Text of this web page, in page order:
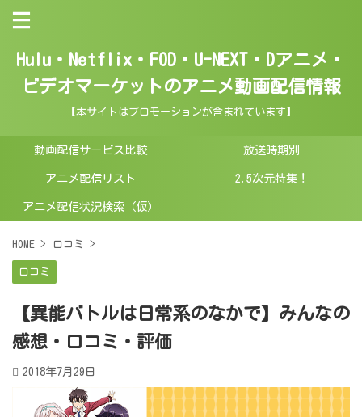
Hulu・Netflix・FOD・U-NEXT・Dアニメ・
ビデオマーケットのアニメ動画配信情報
【本サイトはプロモーションが含まれています】
動画配信サービス比較 放送時期別
アニメ配信リスト 2.5次元特集！
アニメ配信状況検索（仮）
HOME > 口コミ >
口コミ
【異能バトルは日常系のなかで】みんなの
感想・口コミ・評価
2018年7月29日